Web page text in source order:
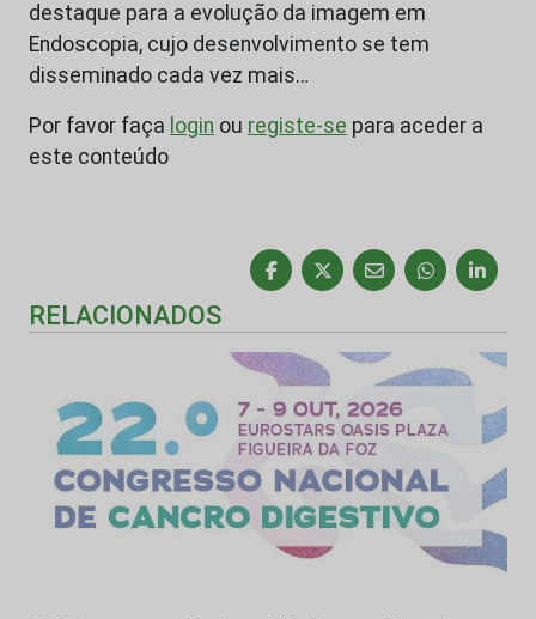
destaque para a evolução da imagem em
Endoscopia, cujo desenvolvimento se tem
disseminado cada vez mais…
Por favor faça login ou registe-se para aceder a
este conteúdo
RELACIONADOS